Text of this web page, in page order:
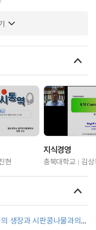
현
지식경영
충북대학교 김
생장과 시판콩나물과의